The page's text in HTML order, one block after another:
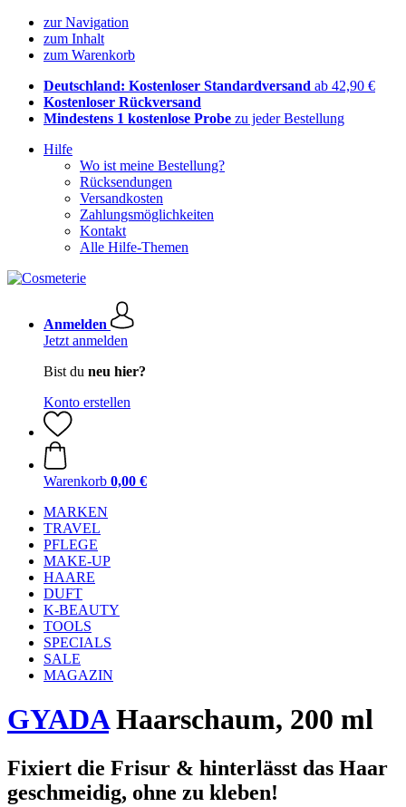
zur Navigation
zum Inhalt
zum Warenkorb
Deutschland: Kostenloser Standardversand ab 42,90 €
Kostenloser Rückversand
Mindestens 1 kostenlose Probe zu jeder Bestellung
Hilfe
Wo ist meine Bestellung?
Rücksendungen
Versandkosten
Zahlungsmöglichkeiten
Kontakt
Alle Hilfe-Themen
Anmelden
Jetzt anmelden
Bist du neu hier?
Konto erstellen
Warenkorb 0,00 €
MARKEN
TRAVEL
PFLEGE
MAKE-UP
HAARE
DUFT
K-BEAUTY
TOOLS
SPECIALS
SALE
MAGAZIN
GYADAHaarschaum, 200 ml
Fixiert die Frisur & hinterlässt das Haar
geschmeidig, ohne zu kleben!